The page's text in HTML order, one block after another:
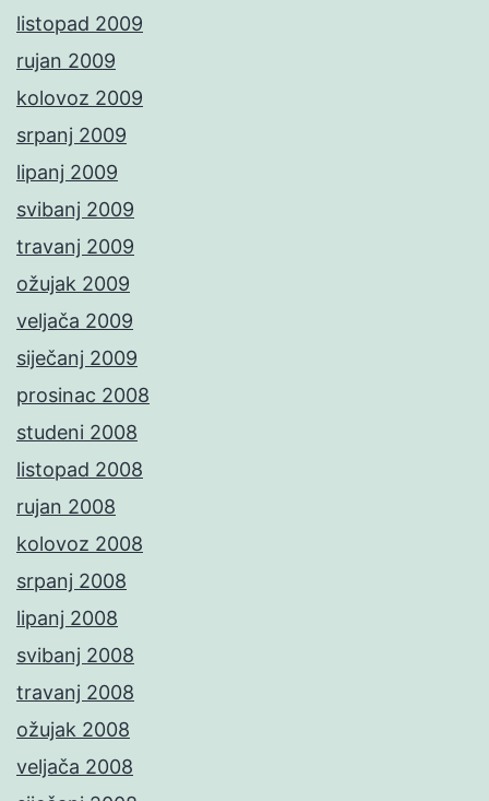
listopad 2009
rujan 2009
kolovoz 2009
srpanj 2009
lipanj 2009
svibanj 2009
travanj 2009
ožujak 2009
veljača 2009
siječanj 2009
prosinac 2008
studeni 2008
listopad 2008
rujan 2008
kolovoz 2008
srpanj 2008
lipanj 2008
svibanj 2008
travanj 2008
ožujak 2008
veljača 2008